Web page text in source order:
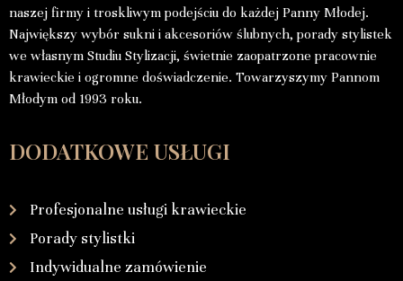
naszej firmy i troskliwym podejściu do każdej Panny Młodej.
Największy wybór sukni i akcesoriów ślubnych, porady stylistek
we własnym Studiu Stylizacji, świetnie zaopatrzone pracownie
krawieckie i ogromne doświadczenie. Towarzyszymy Pannom
Młodym od 1993 roku.
DODATKOWE USŁUGI
Profesjonalne usługi krawieckie
Porady stylistki
Indywidualne zamówienie